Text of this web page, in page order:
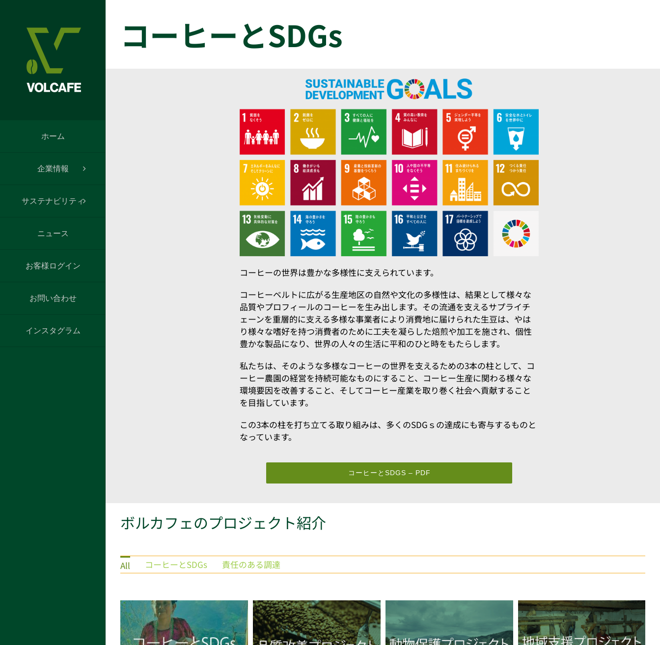
content
ホーム
企業情報
サステナビリティ
ニュース
お客様ログイン
お問い合わせ
インスタグラム
コーヒーとSDGs
コーヒーの世界は豊かな多様性に支えられています。
コーヒーベルトに広がる生産地区の自然や文化の多様性は、結果として様々な
品質やプロフィールのコーヒーを生み出します。その流通を支えるサプライチ
ェーンを重層的に支える多様な事業者により消費地に届けられた生豆は、やは
り様々な嗜好を持つ消費者のために工夫を凝らした焙煎や加工を施され、個性
豊かな製品になり、世界の人々の生活に平和のひと時をもたらします。
私たちは、そのような多様なコーヒーの世界を支えるための3本の柱として、コ
ーヒー農園の経営を持続可能なものにすること、コーヒー生産に関わる様々な
環境要因を改善すること、そしてコーヒー産業を取り巻く社会へ貢献すること
を目指しています。
この3本の柱を打ち立てる取り組みは、多くのSDGｓの達成にも寄与するものと
なっています。
コーヒーとSDGS – PDF
ボルカフェのプロジェクト紹介
All コーヒーとSDGs 責任のある調達